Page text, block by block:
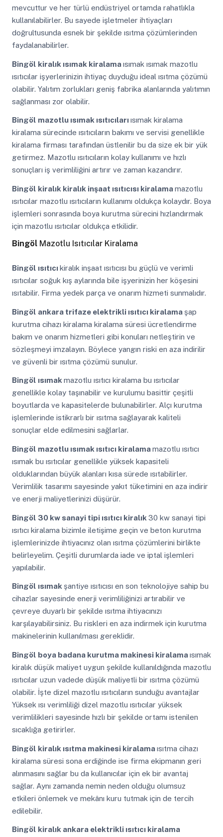
mevcuttur ve her türlü endüstriyel ortamda rahatlıkla
kullanılabilirler. Bu sayede işletmeler ihtiyaçları
doğrultusunda esnek bir şekilde ısıtma çözümlerinden
faydalanabilirler.
Bingöl kiralık ısımak kiralamaısımak ısımak mazotlu
ısıtıcılar işyerlerinizin ihtiyaç duyduğu ideal ısıtma çözümü
olabilir. Yalıtım zorlukları geniş fabrika alanlarında yalıtımın
sağlanması zor olabilir.
Bingöl mazotlu ısımak ısıtıcılarıısımak kiralama
kiralama sürecinde ısıtıcıların bakımı ve servisi genellikle
kiralama firması tarafından üstlenilir bu da size ek bir yük
getirmez. Mazotlu ısıtıcıların kolay kullanımı ve hızlı
sonuçları iş verimliliğini artırır ve zaman kazandırır.
Bingöl kiralık kiralık inşaat ısıtıcısı kiralamamazotlu
ısıtıcılar mazotlu ısıtıcıların kullanımı oldukça kolaydır. Boya
işlemleri sonrasında boya kurutma sürecini hızlandırmak
için mazotlu ısıtıcılar oldukça etkilidir.
BingölMazotlu Isıtıcılar Kiralama
Bingöl ısıtıcıkiralık inşaat ısıtıcısı bu güçlü ve verimli
ısıtıcılar soğuk kış aylarında bile işyerinizin her köşesini
ısıtabilir. Firma yedek parça ve onarım hizmeti sunmalıdır.
Bingöl ankara trifaze elektrikli ısıtıcı kiralama şap
kurutma cihazı kiralama kiralama süresi ücretlendirme
bakım ve onarım hizmetleri gibi konuları netleştirin ve
sözleşmeyi imzalayın. Böylece yangın riski en aza indirilir
ve güvenli bir ısıtma çözümü sunulur.
Bingöl ısımak mazotlu ısıtıcı kiralama bu ısıtıcılar
genellikle kolay taşınabilir ve kurulumu basittir çeşitli
boyutlarda ve kapasitelerde bulunabilirler. Alçı kurutma
işlemlerinde istikrarlı bir ısıtma sağlayarak kaliteli
sonuçlar elde edilmesini sağlarlar.
Bingöl mazotlu ısımak ısıtıcı kiralamamazotlu ısıtıcı
ısımak bu ısıtıcılar genellikle yüksek kapasiteli
olduklarından büyük alanları kısa sürede ısıtabilirler.
Verimlilik tasarımı sayesinde yakıt tüketimini en aza indirir
ve enerji maliyetlerinizi düşürür.
Bingöl 30 kw sanayi tipi ısıtıcı kiralık 30 kw sanayi tipi
ısıtıcı kiralama bizimle iletişime geçin ve beton kurutma
işlemlerinizde ihtiyacınız olan ısıtma çözümlerini birlikte
belirleyelim. Çeşitli durumlarda iade ve iptal işlemleri
yapılabilir.
Bingöl ısımak şantiye ısıtıcısı en son teknolojiye sahip bu
cihazlar sayesinde enerji verimliliğinizi artırabilir ve
çevreye duyarlı bir şekilde ısıtma ihtiyacınızı
karşılayabilirsiniz. Bu riskleri en aza indirmek için kurutma
makinelerinin kullanılması gereklidir.
Bingöl boya badana kurutma makinesi kiralamaısımak
kiralık düşük maliyet uygun şekilde kullanıldığında mazotlu
ısıtıcılar uzun vadede düşük maliyetli bir ısıtma çözümü
olabilir. İşte dizel mazotlu ısıtıcıların sunduğu avantajlar
Yüksek ısı verimliliği dizel mazotlu ısıtıcılar yüksek
verimlilikleri sayesinde hızlı bir şekilde ortamı istenilen
sıcaklığa getirirler.
Bingöl kiralık ısıtma makinesi kiralamaısıtma cihazı
kiralama süresi sona erdiğinde ise firma ekipmanın geri
alınmasını sağlar bu da kullanıcılar için ek bir avantaj
sağlar. Aynı zamanda nemin neden olduğu olumsuz
etkileri önlemek ve mekânı kuru tutmak için de tercih
edilebilir.
Bingöl kiralık ankara elektrikli ısıtıcı kiralama